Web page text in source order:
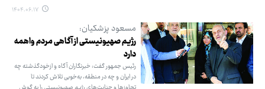
۱۴۰۴.۰۶.۱۷
مسعود پزشکیان:
رژیم صهیونیستی از آگاهی مردم واهمه
دارد
رئیس جمهور گفت: خبرنگاران آگاه و ازخودگذشته چه
در ایران و چه در منطقه، به‌خوبی تلاش کردند تا